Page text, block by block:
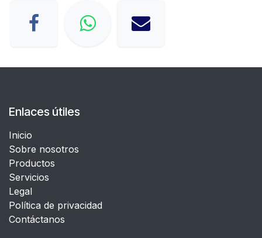
Enlaces útiles
Inicio
Sobre nosotros
Productos
Servicios
Legal
​Política de privacidad
Contáctanos